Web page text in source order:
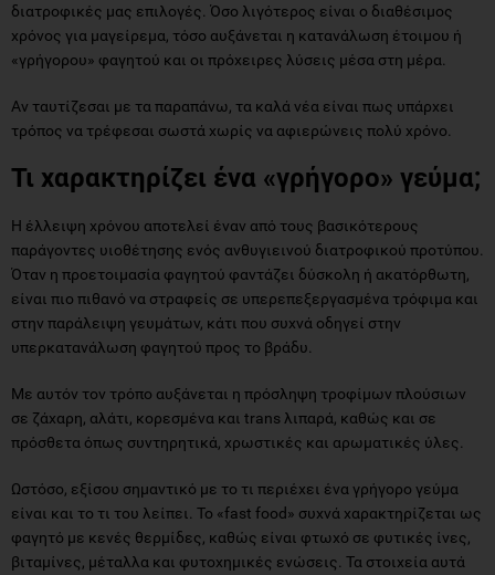
διατροφικές μας επιλογές. Όσο λιγότερος είναι ο διαθέσιμος
χρόνος για μαγείρεμα, τόσο αυξάνεται η κατανάλωση έτοιμου ή
«γρήγορου» φαγητού και οι πρόχειρες λύσεις μέσα στη μέρα.
Αν ταυτίζεσαι με τα παραπάνω, τα καλά νέα είναι πως υπάρχει
τρόπος να τρέφεσαι σωστά χωρίς να αφιερώνεις πολύ χρόνο.
Τι χαρακτηρίζει ένα «γρήγορο» γεύμα;
Η έλλειψη χρόνου αποτελεί έναν από τους βασικότερους
παράγοντες υιοθέτησης ενός ανθυγιεινού διατροφικού προτύπου.
Όταν η προετοιμασία φαγητού φαντάζει δύσκολη ή ακατόρθωτη,
είναι πιο πιθανό να στραφείς σε υπερεπεξεργασμένα τρόφιμα και
στην παράλειψη γευμάτων, κάτι που συχνά οδηγεί στην
υπερκατανάλωση φαγητού προς το βράδυ.
Με αυτόν τον τρόπο αυξάνεται η πρόσληψη τροφίμων πλούσιων
σε ζάχαρη, αλάτι, κορεσμένα και trans λιπαρά, καθώς και σε
πρόσθετα όπως συντηρητικά, χρωστικές και αρωματικές ύλες.
Ωστόσο, εξίσου σημαντικό με το τι περιέχει ένα γρήγορο γεύμα
είναι και το τι του λείπει. Το «fast food» συχνά χαρακτηρίζεται ως
φαγητό με κενές θερμίδες, καθώς είναι φτωχό σε φυτικές ίνες,
βιταμίνες, μέταλλα και φυτοχημικές ενώσεις. Τα στοιχεία αυτά